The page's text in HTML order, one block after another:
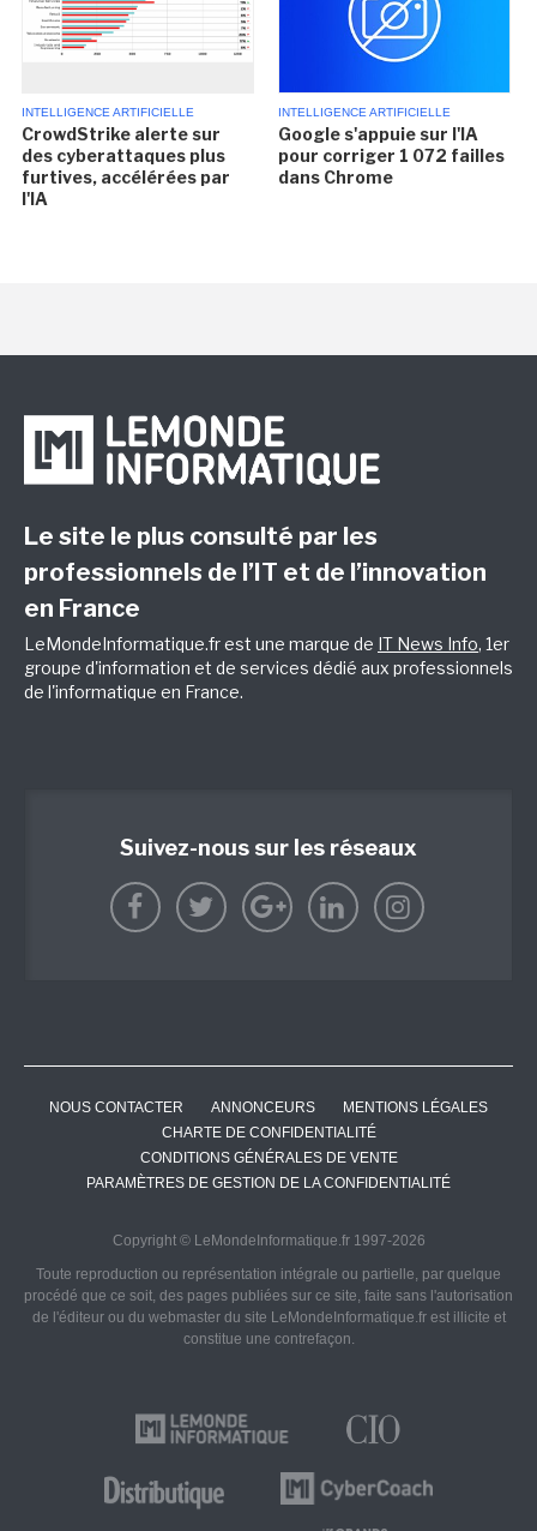
INTELLIGENCE ARTIFICIELLE
CrowdStrike alerte sur
des cyberattaques plus
furtives, accélérées par
l'IA
INTELLIGENCE ARTIFICIELLE
Google s'appuie sur l'IA
pour corriger 1 072 failles
dans Chrome
Le site le plus consulté par les
professionnels de l’IT et de l’innovation
en France
LeMondeInformatique.fr est une marque de IT News Info, 1er
groupe d'information et de services dédié aux professionnels
de l'informatique en France.
Suivez-nous sur les réseaux
NOUS CONTACTER ANNONCEURS
MENTIONS LÉGALES
CHARTE DE CONFIDENTIALITÉ
CONDITIONS GÉNÉRALES DE VENTE
PARAMÈTRES DE GESTION DE LA CONFIDENTIALITÉ
Copyright © LeMondeInformatique.fr 1997-2026
Toute reproduction ou représentation intégrale ou partielle, par quelque
procédé que ce soit, des pages publiées sur ce site, faite sans l'autorisation
de l'éditeur ou du webmaster du site LeMondeInformatique.fr est illicite et
constitue une contrefaçon.